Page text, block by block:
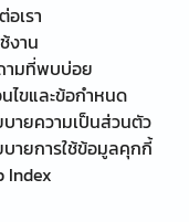
เรา
งาน
ามที่พบบ่อย
นไขและข้อกำหนด
บายความเป็นส่วนตัว
บายการใช้ข้อมูลคุกกี้
Index